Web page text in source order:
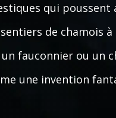
qui
de chamois
fauconnier ou un
une invention